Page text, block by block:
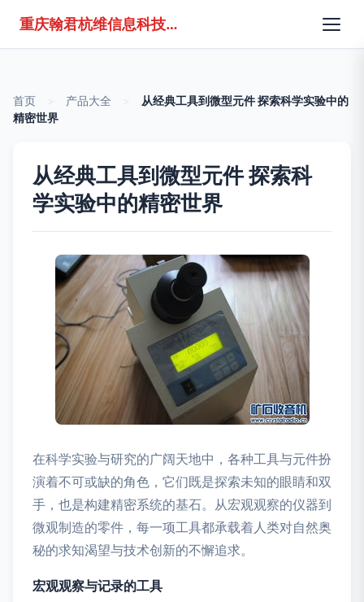
重庆翰君杭维信息科技有限公司
首页 产品大全
从经典工具到微型元件 探索科学实验中的
精密世界
从经典工具到微型元件 探索科
学实验中的精密世界
在科学实验与研究的广阔天地中，各种工具与元件扮
演着不可或缺的角色，它们既是探索未知的眼睛和双
手，也是构建精密系统的基石。从宏观观察的仪器到
微观制造的零件，每一项工具都承载着人类对自然奥
秘的求知渴望与技术创新的不懈追求。
宏观观察与记录的工具